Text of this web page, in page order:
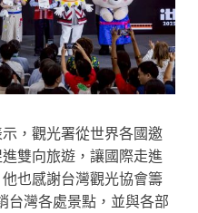
，觀光署從世界各國邀
雙向旅遊，讓國際走進
也感謝台灣觀光協會籌
台灣各處景點，並與各部